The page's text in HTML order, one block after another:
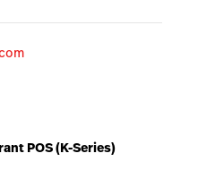
POS (K-Series)